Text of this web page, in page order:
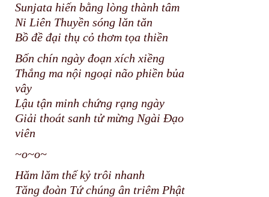
Sunjata hiến bằng lòng thành tâm
Ni Liên Thuyền sóng lăn tăn
Bồ đề đại thụ cỏ thơm tọa thiền
Bốn chín ngày đoạn xích xiềng
Thắng ma nội ngoại não phiền bủa
vây
Lậu tận minh chứng rạng ngày
Giải thoát sanh tử mừng Ngài Đạo
viên
~o~o~
Hăm lăm thế kỷ trôi nhanh
Tăng đoàn Tứ chúng ân triêm Phật